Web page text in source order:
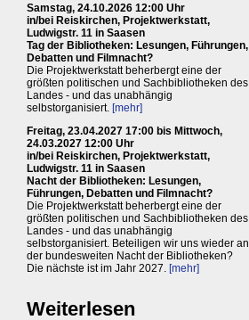
Samstag, 24.10.2026 12:00 Uhr
in/bei Reiskirchen, Projektwerkstatt,
Ludwigstr. 11 in Saasen
Tag der Bibliotheken: Lesungen, Führungen,
Debatten und Filmnacht?
Die Projektwerkstatt beherbergt eine der
größten politischen und Sachbibliotheken des
Landes - und das unabhängig
selbstorganisiert. [mehr]
Freitag, 23.04.2027 17:00 bis Mittwoch,
24.03.2027 12:00 Uhr
in/bei Reiskirchen, Projektwerkstatt,
Ludwigstr. 11 in Saasen
Nacht der Bibliotheken: Lesungen,
Führungen, Debatten und Filmnacht?
Die Projektwerkstatt beherbergt eine der
größten politischen und Sachbibliotheken des
Landes - und das unabhängig
selbstorganisiert. Beteiligen wir uns wieder an
der bundesweiten Nacht der Bibliotheken?
Die nächste ist im Jahr 2027. [mehr]
Weiterlesen